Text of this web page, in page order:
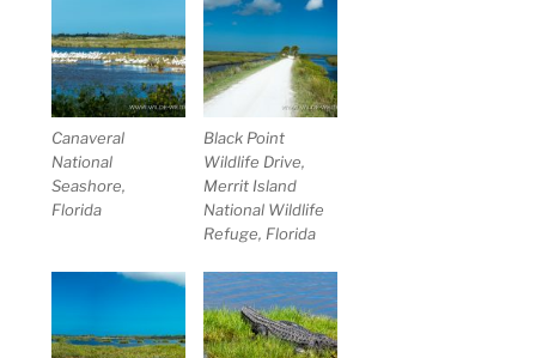
Canaveral
National
Seashore,
Florida
Black Point
Wildlife Drive,
Merrit Island
National Wildlife
Refuge, Florida